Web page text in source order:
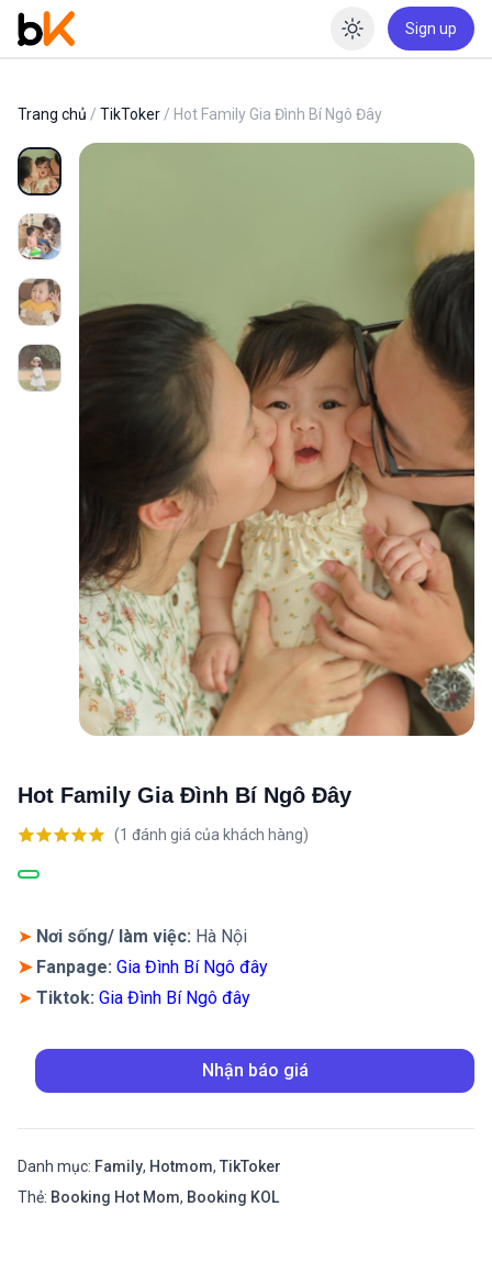
Enable
Sign up
Trang chủ / TikToker / Hot Family Gia Đình Bí Ngô Đây
Hot Family Gia Đình Bí Ngô Đây
dựa trên
(1 đánh giá của khách hàng)
➤ Nơi sống/ làm việc: Hà Nội
➤Fanpage: Gia Đình Bí Ngô đây
➤ Tiktok: Gia Đình Bí Ngô đây
Nhận báo giá
Danh mục: Family, Hotmom, TikToker
Thẻ: Booking Hot Mom, Booking KOL